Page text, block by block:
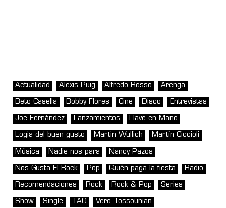
Actualidad Alexis Puig Alfredo Rosso Arenga
Beto Casella Bobby Flores Cine Disco Entrevistas
Joe Fernández Lanzamientos Llave en Mano
Logia del buen gusto Martin Wullich Martín Ciccioli
Música Nadie nos para Nancy Pazos
Nos Gusta El Rock Pop Quién paga la fiesta Radio
Recomendaciones Rock Rock & Pop Series
Show Single TAO Vero Tossounian